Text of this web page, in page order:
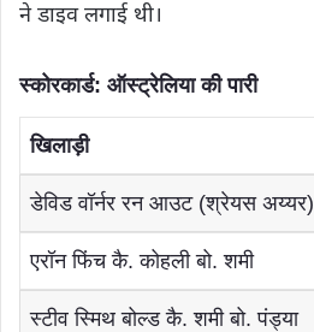
ने डाइव लगाई थी।
स्कोरकार्ड: ऑस्ट्रेलिया की पारी
खिलाड़ी
डेविड वॉर्नर रन आउट (श्रेयस अय्यर)
एरॉन फिंच कै. कोहली बो. शमी
स्टीव स्मिथ बोल्ड कै. शमी बो. पंड्या